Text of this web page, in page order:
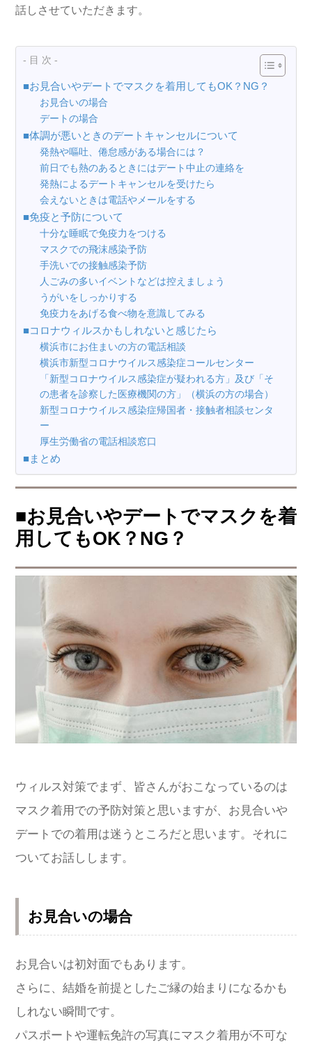
話しさせていただきます。
- 目 次 -
■お見合いやデートでマスクを着用してもOK？NG？
お見合いの場合
デートの場合
■体調が悪いときのデートキャンセルについて
発熱や嘔吐、倦怠感がある場合には？
前日でも熱のあるときにはデート中止の連絡を
発熱によるデートキャンセルを受けたら
会えないときは電話やメールをする
■免疫と予防について
十分な睡眠で免疫力をつける
マスクでの飛沫感染予防
手洗いでの接触感染予防
人ごみの多いイベントなどは控えましょう
うがいをしっかりする
免疫力をあげる食べ物を意識してみる
■コロナウィルスかもしれないと感じたら
横浜市にお住まいの方の電話相談
横浜市新型コロナウイルス感染症コールセンター
「新型コロナウイルス感染症が疑われる方」及び「そ
の患者を診察した医療機関の方」（横浜の方の場合）
新型コロナウイルス感染症帰国者・接触者相談センタ
ー
厚生労働省の電話相談窓口
■まとめ
■お見合いやデートでマスクを着
用してもOK？NG？
ウィルス対策でまず、皆さんがおこなっているのは
マスク着用での予防対策と思いますが、お見合いや
デートでの着用は迷うところだと思います。それに
ついてお話しします。
お見合いの場合
お見合いは初対面でもあります。
さらに、結婚を前提としたご縁の始まりになるかも
しれない瞬間です。
パスポートや運転免許の写真にマスク着用が不可な